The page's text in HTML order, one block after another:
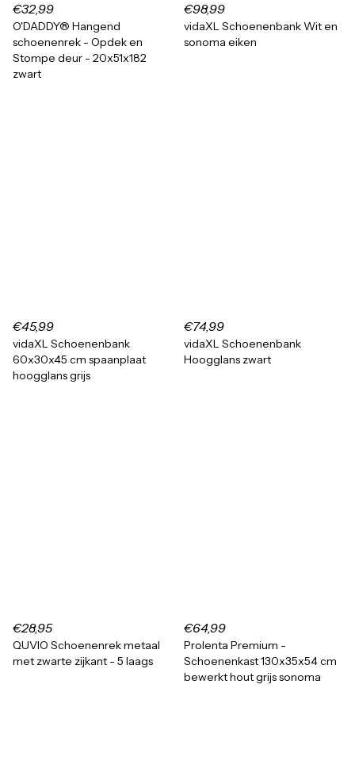
€32,99
O'DADDY® Hangend
schoenenrek - Opdek en
Stompe deur - 20x51x182
zwart
€98,99
vidaXL Schoenenbank Wit en
sonoma eiken
€45,99
vidaXL Schoenenbank
60x30x45 cm spaanplaat
hoogglans grijs
€74,99
vidaXL Schoenenbank
Hoogglans zwart
€28,95
QUVIO Schoenenrek metaal
met zwarte zijkant - 5 laags
€64,99
Prolenta Premium -
Schoenenkast 130x35x54 cm
bewerkt hout grijs sonoma